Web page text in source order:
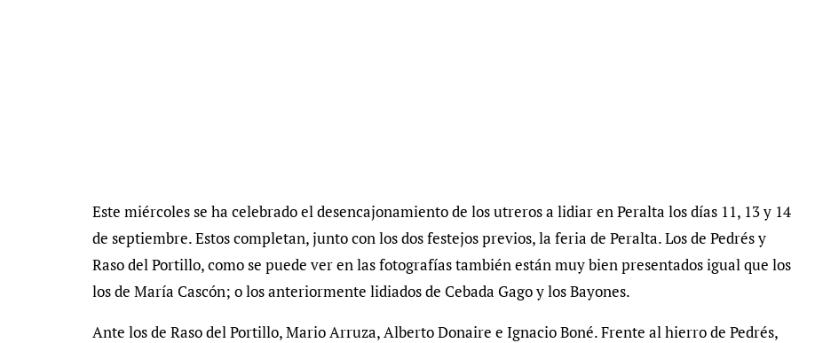
Este miércoles se ha celebrado el desencajonamiento de los utreros a lidiar en Peralta los días 11, 13 y 14
de septiembre. Estos completan, junto con los dos festejos previos, la feria de Peralta. Los de Pedrés y
Raso del Portillo, como se puede ver en las fotografías también están muy bien presentados igual que los
los de María Cascón; o los anteriormente lidiados de Cebada Gago y los Bayones.
Ante los de Raso del Portillo, Mario Arruza, Alberto Donaire e Ignacio Boné. Frente al hierro de Pedrés,